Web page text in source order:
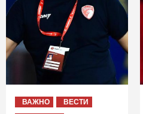
ВАЖНО
ВЕСТИ